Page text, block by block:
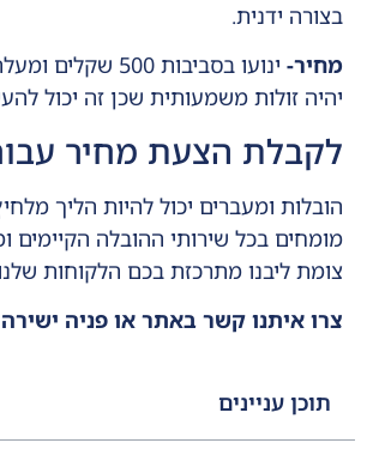
בצורה ידנית.
מחיר-
ינועו
יהיה זולות משמעותית שכן זה יכול
לקבלת הצעת מחיר
הובלות ומעברים יכול להיות הליך
מומחים בכל שירותי ההובלה הקיימים
צומת ליבנו מתרכזת בכם הלקוחות
צרו איתנו קשר באתר או פניה
תוכן עניינים